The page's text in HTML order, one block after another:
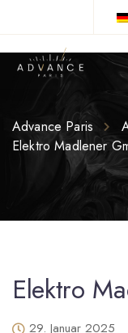
Advance Paris
Elektro Madlener
Elektro
29. Januar 2025